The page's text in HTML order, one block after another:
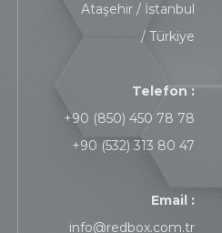
Ataşehir / İstanbul
/ Türkiye
Telefon :
+90 (850) 450 78 78
+90 (532) 313 80 47
Email :
info@redbox.com.tr